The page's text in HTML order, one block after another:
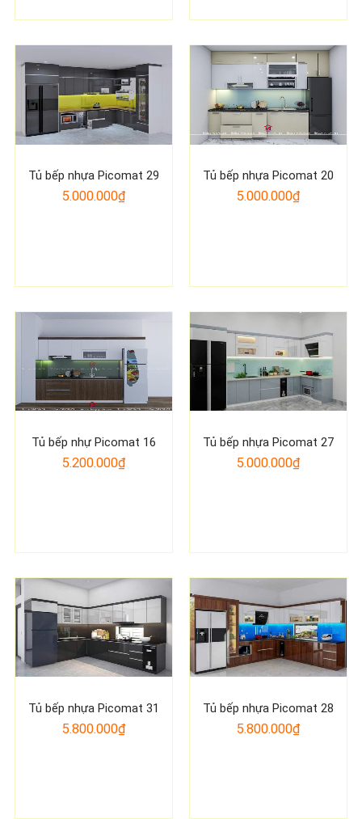
Tủ bếp nhựa Picomat 29
5.000.000₫
Tủ bếp nhựa Picomat 20
5.000.000₫
Tủ bếp nhự Picomat 16
5.200.000₫
Tủ bếp nhựa Picomat 27
5.000.000₫
Tủ bếp nhựa Picomat 31
5.800.000₫
Tủ bếp nhựa Picomat 28
5.800.000₫